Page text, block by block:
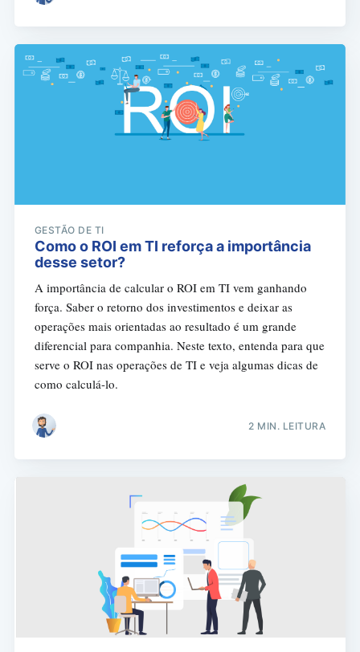
GESTÃO DE TI
Como o ROI em TI reforça a importância
desse setor?
A importância de calcular o ROI em TI vem ganhando
força. Saber o retorno dos investimentos e deixar as
operações mais orientadas ao resultado é um grande
diferencial para companhia. Neste texto, entenda para que
serve o ROI nas operações de TI e veja algumas dicas de
como calculá-lo.
2 MIN. LEITURA